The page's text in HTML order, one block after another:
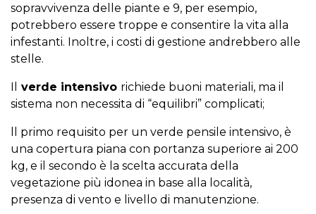
sopravvivenza delle piante e 9, per esempio,
potrebbero essere troppe e consentire la vita alla
infestanti. Inoltre, i costi di gestione andrebbero alle
stelle.
Il verde intensivo richiede buoni materiali, ma il
sistema non necessita di “equilibri” complicati;
ll primo requisito per un verde pensile intensivo, è
una copertura piana con portanza superiore ai 200
kg, e il secondo è la scelta accurata della
vegetazione più idonea in base alla località,
presenza di vento e livello di manutenzione.